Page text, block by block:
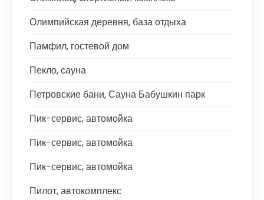
Олимпийская деревня, база отдыха
Памфил, гостевой дом
Пекло, сауна
Петровские бани, Сауна Бабушкин парк
Пик-сервис, автомойка
Пик-сервис, автомойка
Пик-сервис, автомойка
Пилот, автокомплекс